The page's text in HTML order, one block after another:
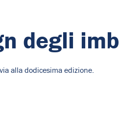
degli
alla dodicesima edizione.